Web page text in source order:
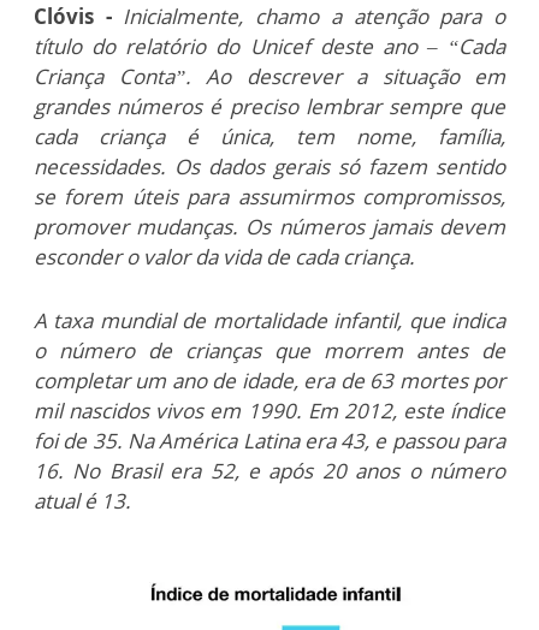
Clóvis - Inicialmente, chamo a atenção para o
título do relatório do Unicef deste ano – “Cada
Criança Conta”. Ao descrever a situação em
grandes números é preciso lembrar sempre que
cada criança é única, tem nome, família,
necessidades. Os dados gerais só fazem sentido
se forem úteis para assumirmos compromissos,
promover mudanças. Os números jamais devem
esconder o valor da vida de cada criança.
A taxa mundial de mortalidade infantil, que indica
o número de crianças que morrem antes de
completar um ano de idade, era de 63 mortes por
mil nascidos vivos em 1990. Em 2012, este índice
foi de 35. Na América Latina era 43, e passou para
16. No Brasil era 52, e após 20 anos o número
atual é 13.